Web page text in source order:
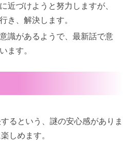
近づけようと努力しますが、
き、解決します。
識があるようで、最新話で意
ます。
るという、謎の安心感がありま
しめます。